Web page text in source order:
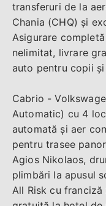
transferuri de la
Chania (CHQ) și
Asigurare
nelimitat, livrare
auto pentru copii
Cabrio -
Automatic) cu 4
automată și aer
pentru trasee
Agios Nikolaos,
plimbări la apusul
All Risk cu